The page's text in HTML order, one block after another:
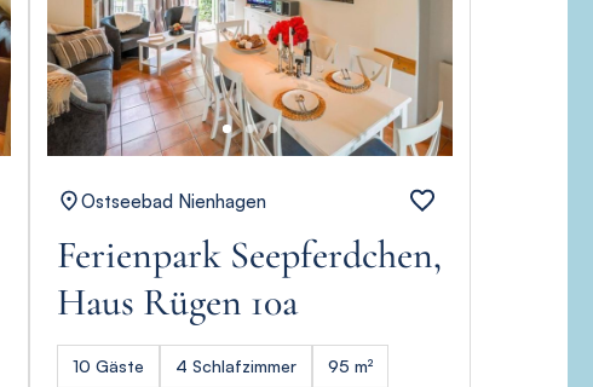
Ostseebad Nienhagen
Ferienpark Seepferdchen,
Haus Rügen 10a
10 Gäste 4 Schlafzimmer 95 m²